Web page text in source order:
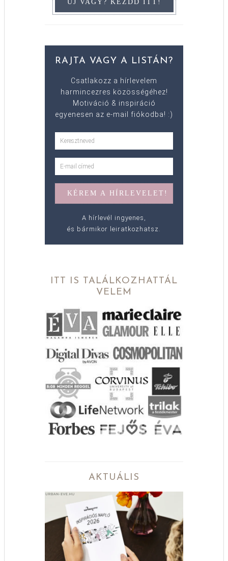
RAJTA VAGY A LISTÁN?
Csatlakozz a hírlevelem
harmincezres közösségéhez!
Motiváció & inspiráció
egyenesen az e-mail fiókodba! :)
A hírlevél ingyenes,
és bármikor leiratkozhatsz.
ITT IS TALÁLKOZHATTÁL
VELEM
AKTUÁLIS